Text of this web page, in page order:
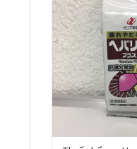
Thêm vào